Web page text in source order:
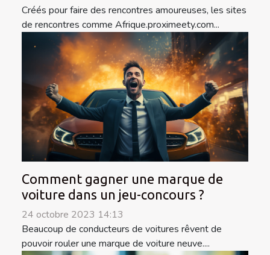
Créés pour faire des rencontres amoureuses, les sites
de rencontres comme Afrique.proximeety.com...
Comment gagner une marque de
voiture dans un jeu-concours ?
24 octobre 2023 14:13
Beaucoup de conducteurs de voitures rêvent de
pouvoir rouler une marque de voiture neuve....